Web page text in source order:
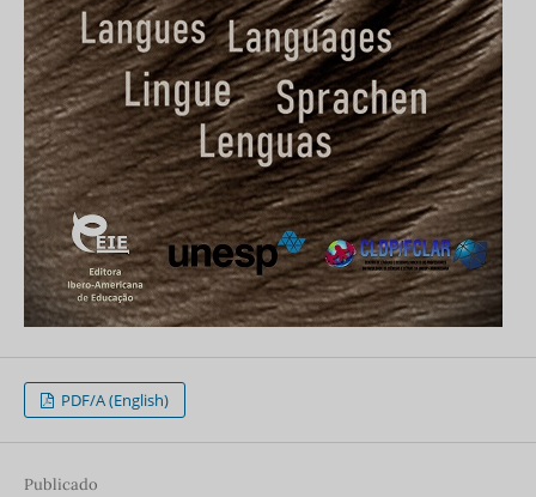
PDF/A (English)
Publicado